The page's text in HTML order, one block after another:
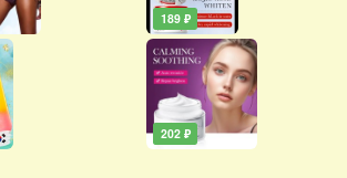
189 ₽
202 ₽